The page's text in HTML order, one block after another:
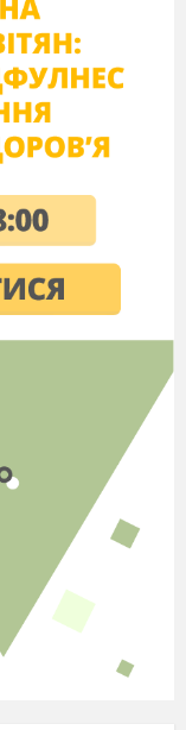
об’єднаних
потребами,
або видами
уроку.
слова, що
та роблять
відношення
про поняття
понять
«інтеграція».
та